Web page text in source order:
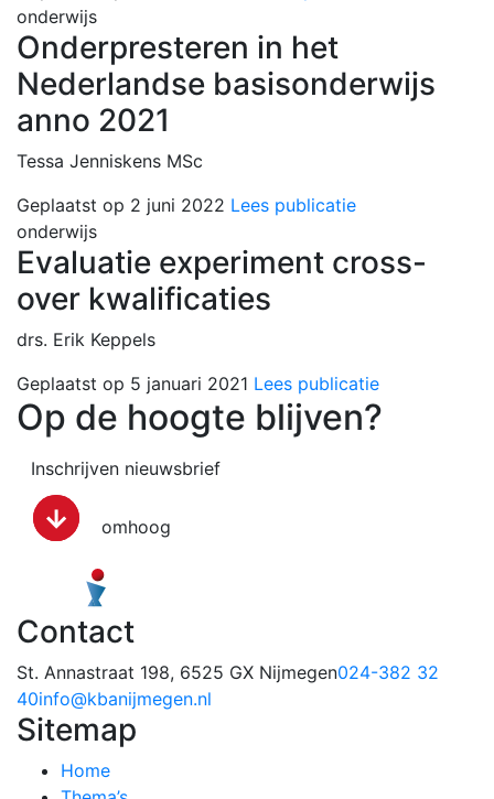
onderwijs
Onderpresteren in het
Nederlandse basisonderwijs
anno 2021
Tessa Jenniskens MSc
Geplaatst op 2 juni 2022 Lees publicatie
onderwijs
Evaluatie experiment cross-
over kwalificaties
drs. Erik Keppels
Geplaatst op 5 januari 2021 Lees publicatie
Op de hoogte blijven?
Inschrijven nieuwsbrief
omhoog
Contact
St. Annastraat 198, 6525 GX Nijmegen024-382 32
40info@kbanijmegen.nl
Sitemap
Home